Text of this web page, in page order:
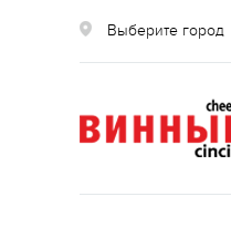
Выберите город